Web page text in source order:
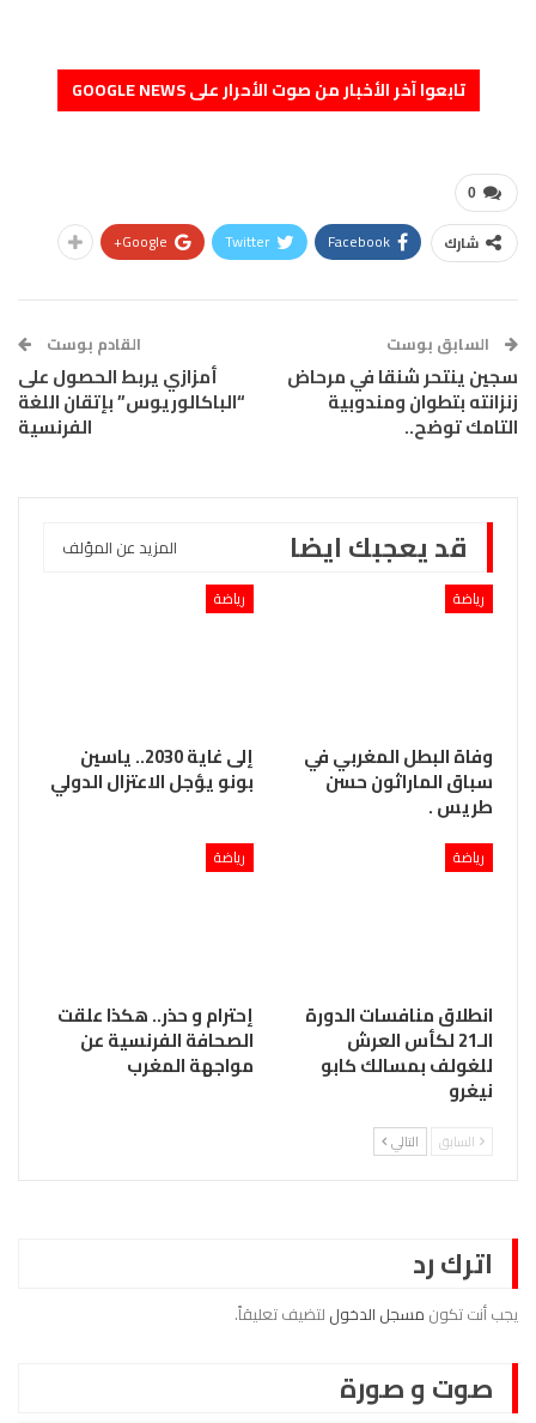
تابعوا آخر الأخبار من صوت الأحرار على GOOGLE NEWS
0
شارك Facebook
Twitter
Google+
السابق بوست
سجين ينتحر شنقا في مرحاض
زنزانته بتطوان ومندوبية
التامك توضح..
القادم بوست
أمزازي يربط الحصول على
“الباكالوريوس” بإتقان اللغة
الفرنسية
قد يعجبك ايضا المزيد عن المؤلف
رياضة
وفاة البطل المغربي في
سباق الماراثون حسن
طريس .
رياضة
إلى غاية 2030.. ياسين
بونو يؤجل الاعتزال الدولي
رياضة
انطلاق منافسات الدورة
الـ21 لكأس العرش
للغولف بمسالك كابو
نيغرو
رياضة
إحترام و حذر.. هكذا علقت
الصحافة الفرنسية عن
مواجهة المغرب
السابق التالي
اترك رد
يجب أنت تكون مسجل الدخول لتضيف تعليقاً.
صوت و صورة